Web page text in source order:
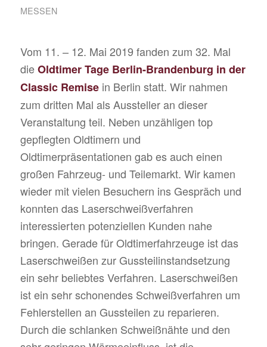
MESSEN
Vom 11. – 12. Mai 2019 fanden zum 32. Mal
dieOldtimer Tage Berlin-Brandenburg in der
Classic Remisein Berlin statt. Wir nahmen
zum dritten Mal als Aussteller an dieser
Veranstaltung teil. Neben unzähligen top
gepflegten Oldtimern und
Oldtimerpräsentationen gab es auch einen
großen Fahrzeug- und Teilemarkt. Wir kamen
wieder mit vielen Besuchern ins Gespräch und
konnten das Laserschweißverfahren
interessierten potenziellen Kunden nahe
bringen. Gerade für Oldtimerfahrzeuge ist das
Laserschweißen zur Gussteilinstandsetzung
ein sehr beliebtes Verfahren. Laserschweißen
ist ein sehr schonendes Schweißverfahren um
Fehlerstellen an Gussteilen zu reparieren.
Durch die schlanken Schweißnähte und den